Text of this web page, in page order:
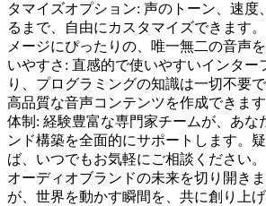
タマイズオプション: 声のトーン、速
るまで、自由にカスタマイズできます
メージにぴったりの、唯一無二の音声
いやすさ: 直感的で使いやすいインター
り、プログラミングの知識は一切不要
高品質な音声コンテンツを作成できま
体制: 経験豊富な専門家チームが、あな
ンド構築を全面的にサポートします。
ば、いつでもお気軽にご相談ください
オーディオブランドの未来を切り開き
が、世界を動かす瞬間を、共に創り上げ